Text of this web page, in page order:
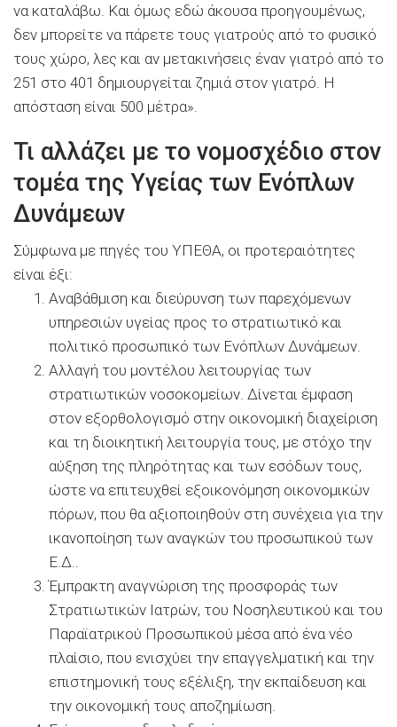
να καταλάβω. Και όμως εδώ άκουσα προηγουμένως,
δεν μπορείτε να πάρετε τους γιατρούς από το φυσικό
τους χώρο, λες και αν μετακινήσεις έναν γιατρό από το
251 στο 401 δημιουργείται ζημιά στον γιατρό. Η
απόσταση είναι 500 μέτρα».
Τι αλλάζει με το νομοσχέδιο στον
τομέα της Υγείας των Ενόπλων
Δυνάμεων
Σύμφωνα με πηγές του ΥΠΕΘΑ, οι προτεραιότητες
είναι έξι:
Αναβάθμιση και διεύρυνση των παρεχόμενων
υπηρεσιών υγείας προς το στρατιωτικό και
πολιτικό προσωπικό των Ενόπλων Δυνάμεων.
Αλλαγή του μοντέλου λειτουργίας των
στρατιωτικών νοσοκομείων. Δίνεται έμφαση
στον εξορθολογισμό στην οικονομική διαχείριση
και τη διοικητική λειτουργία τους, με στόχο την
αύξηση της πληρότητας και των εσόδων τους,
ώστε να επιτευχθεί εξοικονόμηση οικονομικών
πόρων, που θα αξιοποιηθούν στη συνέχεια για την
ικανοποίηση των αναγκών του προσωπικού των
Ε.Δ..
Έμπρακτη αναγνώριση της προσφοράς των
Στρατιωτικών Ιατρών, του Νοσηλευτικού και του
Παραϊατρικού Προσωπικού μέσα από ένα νέο
πλαίσιο, που ενισχύει την επαγγελματική και την
επιστημονική τους εξέλιξη, την εκπαίδευση και
την οικονομική τους αποζημίωση.